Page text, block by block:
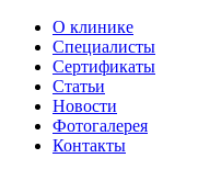
О клинике
Специалисты
Сертификаты
Статьи
Новости
Фотогалерея
Контакты